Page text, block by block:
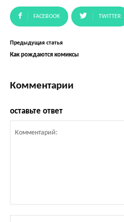
FACEBOOK TWITTER
Предыдущая статья
Как рождаются комиксы
Комментарии
оставьте ответ